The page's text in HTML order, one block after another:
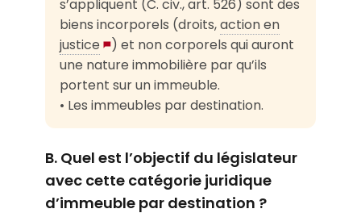
s’appliquent (C. civ., art. 526) sont des
biens incorporels (droits,action en
justice
) et non corporels qui auront
une nature immobilière par qu’ils
portent sur un immeuble.
• Les immeubles par destination.
B. Quel est l’objectif du législateur
avec cette catégorie juridique
d’immeuble par destination ?